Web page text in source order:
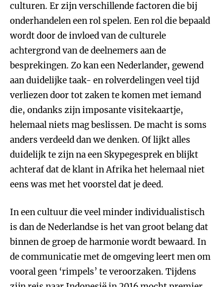
culturen. Er zijn verschillende factoren die bij
onderhandelen een rol spelen. Een rol die bepaald
wordt door de invloed van de culturele
achtergrond van de deelnemers aan de
besprekingen. Zo kan een Nederlander, gewend
aan duidelijke taak- en rolverdelingen veel tijd
verliezen door tot zaken te komen met iemand
die, ondanks zijn imposante visitekaartje,
helemaal niets mag beslissen. De macht is soms
anders verdeeld dan we denken. Of lijkt alles
duidelijk te zijn na een Skypegesprek en blijkt
achteraf dat de klant in Afrika het helemaal niet
eens was met het voorstel dat je deed.
In een cultuur die veel minder individualistisch
is dan de Nederlandse is het van groot belang dat
binnen de groep de harmonie wordt bewaard. In
de communicatie met de omgeving leert men om
vooral geen ‘rimpels’ te veroorzaken. Tijdens